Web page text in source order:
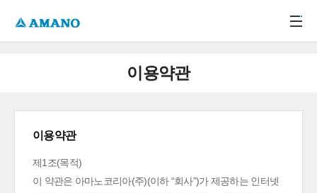
이용약관
이용약관
제1조(목적)
이 약관은 아마노코리아(주)(이하 “회사”)가 제공하는 인터넷